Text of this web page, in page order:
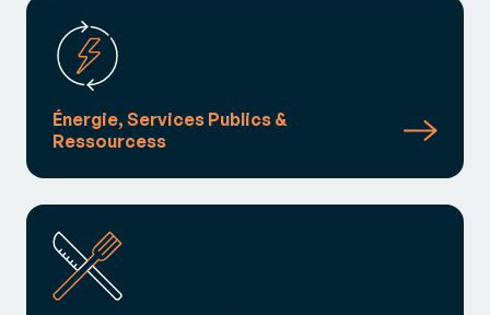
Énergie, Services Publics &
Ressourcess